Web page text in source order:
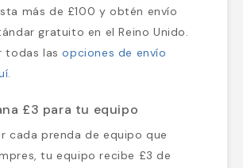
más de £100 y obtén envío
gratuito en el Reino Unido.
todas lasopciones de envío
.
£3 para tu equipo
cada prenda de equipo que
tu equipo recibe £3 de